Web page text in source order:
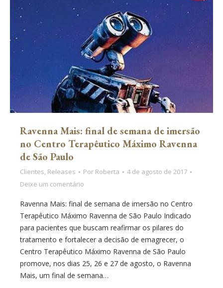
Ravenna Mais: final de semana de imersão
no Centro Terapêutico Máximo Ravenna
de São Paulo
Clientes, Releases Por Roberta
4 de agosto de 2017
Deixe um comentário
Ravenna Mais: final de semana de imersão no Centro
Terapêutico Máximo Ravenna de São Paulo Indicado
para pacientes que buscam reafirmar os pilares do
tratamento e fortalecer a decisão de emagrecer, o
Centro Terapêutico Máximo Ravenna de São Paulo
promove, nos dias 25, 26 e 27 de agosto, o Ravenna
Mais, um final de semana…